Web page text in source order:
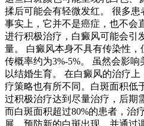
揉后可能会有轻微发红。 很多患
事实上，它并不是癌症，也不会
进行积极治疗，白癜风可能会引
量。 白癜风本身不具有传染性
传概率约为3%-5%。 虽然会影
以结婚生育。 在白癜风的治疗
疗策略也有所不同。白斑面积低
过积极治疗达到尽量治疗，后期
而白斑面积超过80%的患者，治
展、预防新的白斑出现，并通过